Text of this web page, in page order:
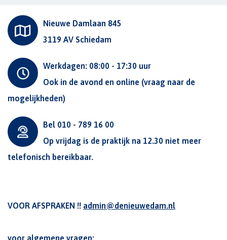
Nieuwe Damlaan 845
3119 AV Schiedam
Werkdagen: 08:00 - 17:30 uur
Ook in de avond en online (vraag naar de
mogelijkheden)
Bel 010 - 789 16 00
Op vrijdag is de praktijk na 12.30 niet meer
telefonisch bereikbaar.
VOOR AFSPRAKEN !! admin@denieuwedam.nl
voor algemene vragen: